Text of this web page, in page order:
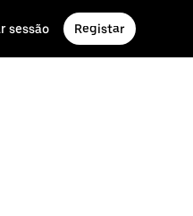
sessão Registar